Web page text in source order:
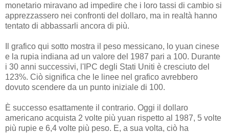
monetario miravano ad impedire che i loro tassi di cambio si
apprezzassero nei confronti del dollaro, ma in realtà hanno
tentato di abbassarli ancora di più.
Il grafico qui sotto mostra il peso messicano, lo yuan cinese
e la rupia indiana ad un valore del 1987 pari a 100. Durante
i 30 anni successivi, l'IPC degli Stati Uniti è cresciuto del
123%. Ciò significa che le linee nel grafico avrebbero
dovuto scendere da un punto iniziale di 100.
È successo esattamente il contrario. Oggi il dollaro
americano acquista 2 volte più yuan rispetto al 1987, 5 volte
più rupie e 6,4 volte più peso. E, a sua volta, ciò ha